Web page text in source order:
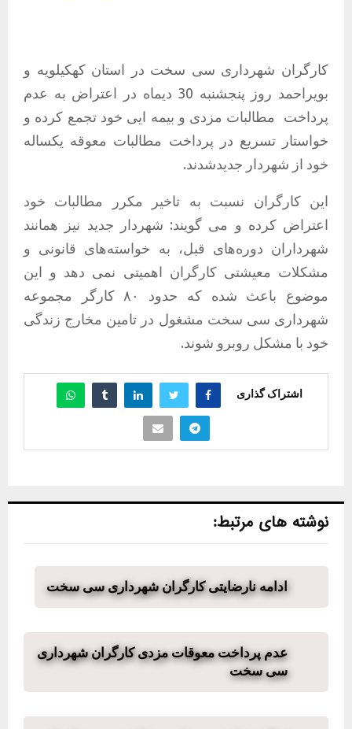
کارگران شهرداری سی سخت در استان کهکیلویه و
بویراحمد روز پنجشنبه 30 دیماه در اعتراض به عدم
پرداخت مطالبات مزدی و بیمه ایی خود تجمع کرده و
خواستار تسریع در پرداخت مطالبات معوقه یکساله
خود از شهردار جدیدشدند.
این کارگران نسبت به تاخیر مکرر مطالبات خود
اعتراض کرده و می گویند: شهردار جدید نیز همانند
شهرداران دوره‌های قبل، به خواسته‌های قانونی و
مشکلات معیشتی کارگران اهمیتی نمی دهد و این
موضوع باعث شده که حدود ۸۰ کارگر مجموعه
شهرداری سی سخت مشغول در تامین مخارج زندگی
خود با مشکل روبرو شوند.
اشتراک گذاری
نوشته های مرتبط:
ادامه نارضایتی کارگران شهرداری سی سخت
عدم پرداخت معوقات مزدی کارگران شهرداری
سی سخت